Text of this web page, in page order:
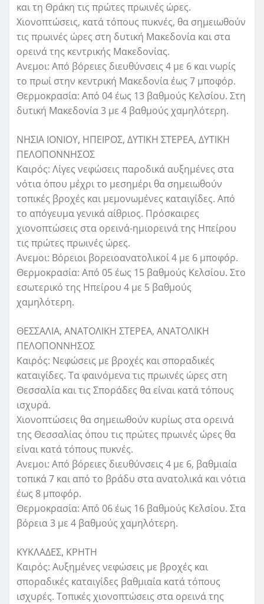
και τη Θράκη τις πρώτες πρωινές ώρες.
Χιονοπτώσεις, κατά τόπους πυκνές, θα σημειωθούν
τις πρωινές ώρες στη δυτική Μακεδονία και στα
ορεινά της κεντρικής Μακεδονίας.
Ανεμοι: Από βόρειες διευθύνσεις 4 με 6 και νωρίς
το πρωί στην κεντρική Μακεδονία έως 7 μποφόρ.
Θερμοκρασία: Από 04 έως 13 βαθμούς Κελσίου. Στη
δυτική Μακεδονία 3 με 4 βαθμούς χαμηλότερη.
ΝΗΣΙΑ ΙΟΝΙΟΥ, ΗΠΕΙΡΟΣ, ΔΥΤΙΚΗ ΣΤΕΡΕΑ, ΔΥΤΙΚΗ
ΠΕΛΟΠΟΝΝΗΣΟΣ
Καιρός: Λίγες νεφώσεις παροδικά αυξημένες στα
νότια όπου μέχρι το μεσημέρι θα σημειωθούν
τοπικές βροχές και μεμονωμένες καταιγίδες. Από
το απόγευμα γενικά αίθριος. Πρόσκαιρες
χιονοπτώσεις στα ορεινά-ημιορεινά της Ηπείρου
τις πρώτες πρωινές ώρες.
Ανεμοι: Βόρειοι βορειοανατολικοί 4 με 6 μποφόρ.
Θερμοκρασία: Από 05 έως 15 βαθμούς Κελσίου. Στο
εσωτερικό της Ηπείρου 4 με 5 βαθμούς
χαμηλότερη.
ΘΕΣΣΑΛΙΑ, ΑΝΑΤΟΛΙΚΗ ΣΤΕΡΕΑ, ΑΝΑΤΟΛΙΚΗ
ΠΕΛΟΠΟΝΝΗΣΟΣ
Καιρός: Νεφώσεις με βροχές και σποραδικές
καταιγίδες. Τα φαινόμενα τις πρωινές ώρες στη
Θεσσαλία και τις Σποράδες θα είναι κατά τόπους
ισχυρά.
Χιονοπτώσεις θα σημειωθούν κυρίως στα ορεινά
της Θεσσαλίας όπου τις πρώτες πρωινές ώρες θα
είναι κατά τόπους πυκνές.
Ανεμοι: Από βόρειες διευθύνσεις 4 με 6, βαθμιαία
τοπικά 7 και από το βράδυ στα ανατολικά και νότια
έως 8 μποφόρ.
Θερμοκρασία: Από 06 έως 16 βαθμούς Κελσίου. Στα
βόρεια 3 με 4 βαθμούς χαμηλότερη.
ΚΥΚΛΑΔΕΣ, ΚΡΗΤΗ
Καιρός: Αυξημένες νεφώσεις με βροχές και
σποραδικές καταιγίδες βαθμιαία κατά τόπους
ισχυρές. Τοπικές χιονοπτώσεις στα ορεινά της